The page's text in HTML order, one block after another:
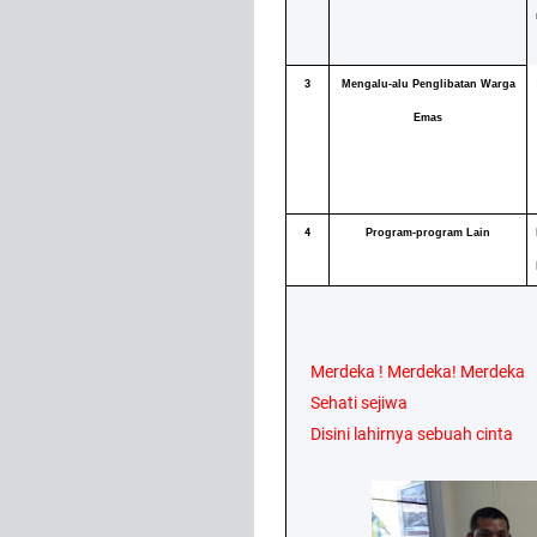
3 Mengalu-alu Penglibatan Warga
Emas
4 Program-program Lain
Merdeka ! Merdeka! Merdeka
Sehati sejiwa
Disini lahirnya sebuah cinta